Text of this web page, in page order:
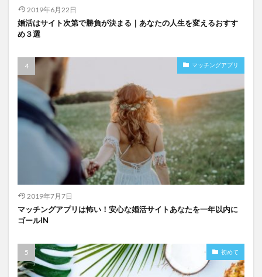
2019年6月22日
婚活はサイト次第で勝負が決まる｜あなたの人生を変えるおすす
め３選
マッチングアプリ
2019年7月7日
マッチングアプリは怖い！安心な婚活サイトあなたを一年以内に
ゴールIN
初めて